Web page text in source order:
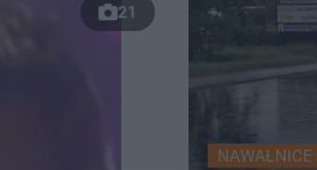
21
NAWAŁNICE